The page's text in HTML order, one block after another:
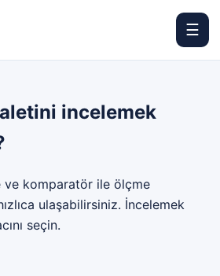
☰
incelemek
ve komparatör ile ölçme
ulaşabilirsiniz. İncelemek
seçin.